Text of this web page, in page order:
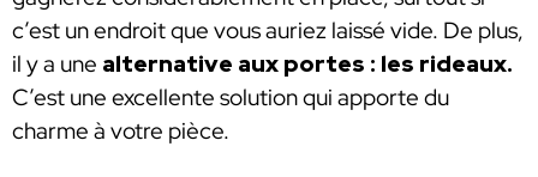
c’est un endroit que vous auriez laissé vide. De plus,
il y a une alternative aux portes : les rideaux.
C’est une excellente solution qui apporte du
charme à votre pièce.